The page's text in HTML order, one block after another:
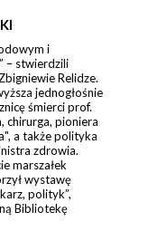
i
– stwierdzili
Relidze.
jednogłośnie
śmierci prof.
chirurga, pioniera
a także polityka
zdrowia.
marszałek
wystawę
polityk”,
Bibliotekę